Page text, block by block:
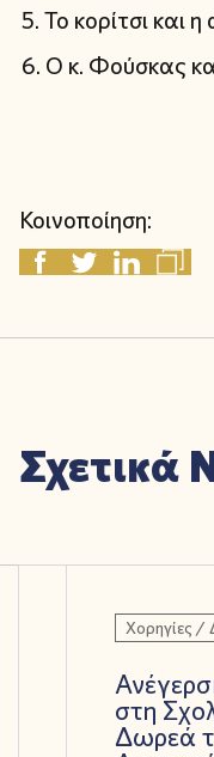
Το κορίτσι
Ο κ. Φούσκας
Κοινοποίηση:
Σχετικά
Χορηγίες /
στη
Δωρεά